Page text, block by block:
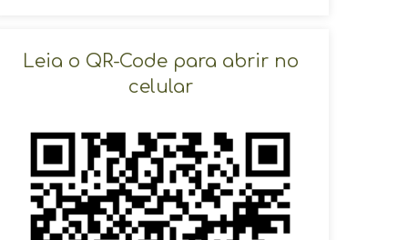
VOLTAR
Leia o QR-Code para abrir no
celular